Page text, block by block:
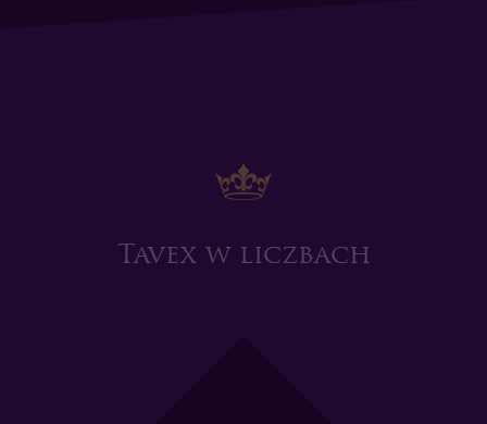
Tavex w liczbach